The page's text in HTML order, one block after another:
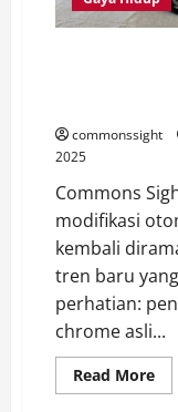
commonssight
2025
Commons
modifikasi
kembali
tren baru
perhatian:
chrome asli...
Read More